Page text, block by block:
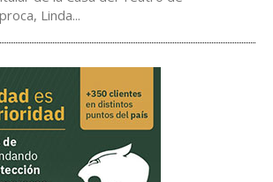
Linda...
Destacada
El eclipse del pensamiento en
la era del saber sintetizado
Lisandro Prieto 06/08/2026